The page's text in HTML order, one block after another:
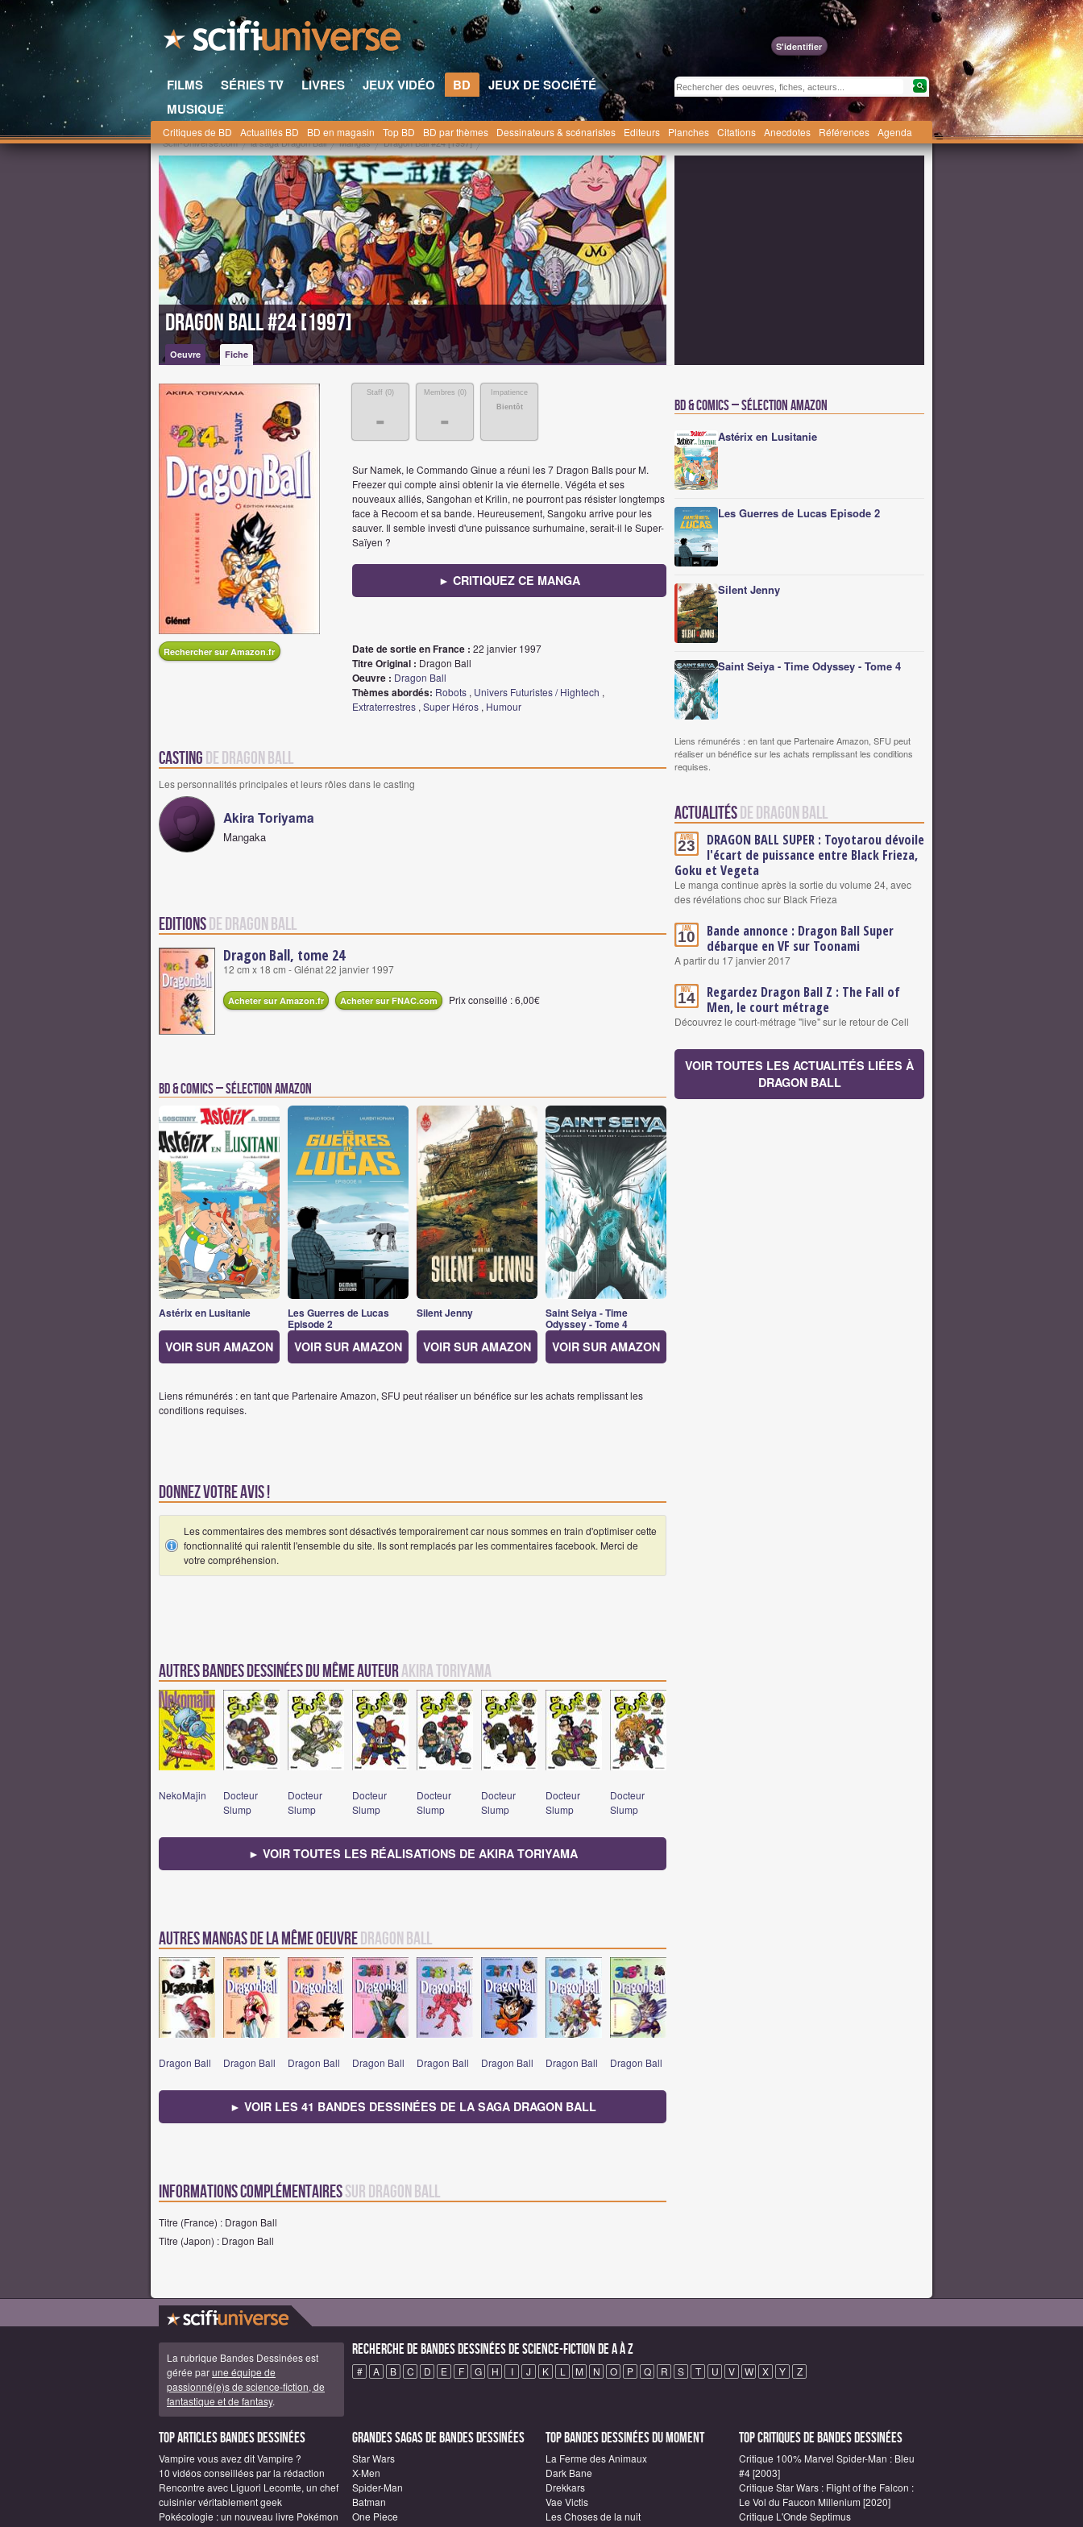
S'identifier
FILMS SÉRIES TV LIVRES JEUX VIDÉO BD
JEUX DE SOCIÉTÉ
MUSIQUE
Critiques de BD Actualités BD BD en magasin Top BD BD par thèmes Dessinateurs & scénaristes Editeurs Planches Citations Anecdotes Références Agenda
Scifi-Universe.com la saga Dragon Ball Mangas Dragon Ball #24 [1997]
Dragon Ball #24 [1997]
Oeuvre Fiche
Staff (0)
-
Membres (0)
-
Impatience
Bientôt
Sur Namek, le Commando Ginue a réuni les 7 Dragon Balls pour M.
Freezer qui compte ainsi obtenir la vie éternelle. Végéta et ses
nouveaux alliés, Sangohan et Krilin, ne pourront pas résister longtemps
face à Recoom et sa bande. Heureusement, Sangoku arrive pour les
sauver. Il semble investi d'une puissance surhumaine, serait-il le Super-
Saïyen ?
► CRITIQUEZ CE MANGA
Rechercher sur Amazon.fr Date de sortie en France : 22 janvier 1997
Titre Original : Dragon Ball
Oeuvre : Dragon Ball
Thèmes abordés: Robots , Univers Futuristes / Hightech ,
Extraterrestres , Super Héros , Humour
Casting de Dragon Ball
Les personnalités principales et leurs rôles dans le casting
Akira Toriyama
Mangaka
Editionsde Dragon Ball
Dragon Ball, tome 24
12 cm x 18 cm - Glénat 22 janvier 1997
Acheter sur Amazon.fr Acheter sur FNAC.com Prix conseillé : 6,00€
BD & Comics – Sélection Amazon
Astérix en Lusitanie
VOIR SUR AMAZON
Les Guerres de Lucas
Episode 2
VOIR SUR AMAZON
Silent Jenny
VOIR SUR AMAZON
Saint Seiya - Time
Odyssey - Tome 4
VOIR SUR AMAZON
Liens rémunérés : en tant que Partenaire Amazon, SFU peut réaliser un bénéfice sur les achats remplissant les
conditions requises.
Donnez votre avis !
Les commentaires des membres sont désactivés temporairement car nous sommes en train d'optimiser cette
fonctionnalité qui ralentit l'ensemble du site. Ils sont remplacés par les commentaires facebook. Merci de
votre compréhension.
Autres Bandes Dessinées du même auteurAkira Toriyama
NekoMajin
Docteur
Slump
Docteur
Slump
Docteur
Slump
Docteur
Slump
Docteur
Slump
Docteur
Slump
Docteur
Slump
► VOIR TOUTES LES RÉALISATIONS DE AKIRA TORIYAMA
Autres mangas de la même oeuvreDragon Ball
Dragon Ball Dragon Ball Dragon Ball Dragon Ball Dragon Ball Dragon Ball Dragon Ball Dragon Ball
► VOIR LES 41 BANDES DESSINÉES DE LA SAGA DRAGON BALL
Informations complémentairessur Dragon Ball
Titre (France) : Dragon Ball
Titre (Japon) : Dragon Ball
BD & Comics – Sélection Amazon
Astérix en Lusitanie
Les Guerres de Lucas Episode 2
Silent Jenny
Saint Seiya - Time Odyssey - Tome 4
Liens rémunérés : en tant que Partenaire Amazon, SFU peut
réaliser un bénéfice sur les achats remplissant les conditions
requises.
Actualitésde Dragon Ball
Avril
23
DRAGON BALL SUPER : Toyotarou dévoile
l'écart de puissance entre Black Frieza,
Goku et Vegeta
Le manga continue après la sortie du volume 24, avec
des révélations choc sur Black Frieza
Jan.
10
Bande annonce : Dragon Ball Super
débarque en VF sur Toonami
A partir du 17 janvier 2017
Nov.
14
Regardez Dragon Ball Z : The Fall of
Men, le court métrage
Découvrez le court-métrage "live" sur le retour de Cell
VOIR TOUTES LES ACTUALITÉS LIÉES À
DRAGON BALL
La rubrique Bandes Dessinées est
gérée parune équipe de
passionné(e)s de science-fiction, de
fantastique et de fantasy.
Recherche de Bandes Dessinées de science-fiction de A à Z
# A B C D E F G H I J K L M N O P Q R S T U V W X Y Z
Top articles Bandes Dessinées
Vampire vous avez dit Vampire ?
10 vidéos conseillées par la rédaction
Rencontre avec Liguori Lecomte, un chef
cuisinier véritablement geek
Pokécologie : un nouveau livre Pokémon
Grandes sagas de Bandes Dessinées
Star Wars
X-Men
Spider-Man
Batman
One Piece
Top Bandes Dessinées du moment
La Ferme des Animaux
Dark Bane
Drekkars
Vae Victis
Les Choses de la nuit
Top critiques de Bandes Dessinées
Critique 100% Marvel Spider-Man : Bleu
#4 [2003]
Critique Star Wars : Flight of the Falcon :
Le Vol du Faucon Millenium [2020]
Critique L'Onde Septimus